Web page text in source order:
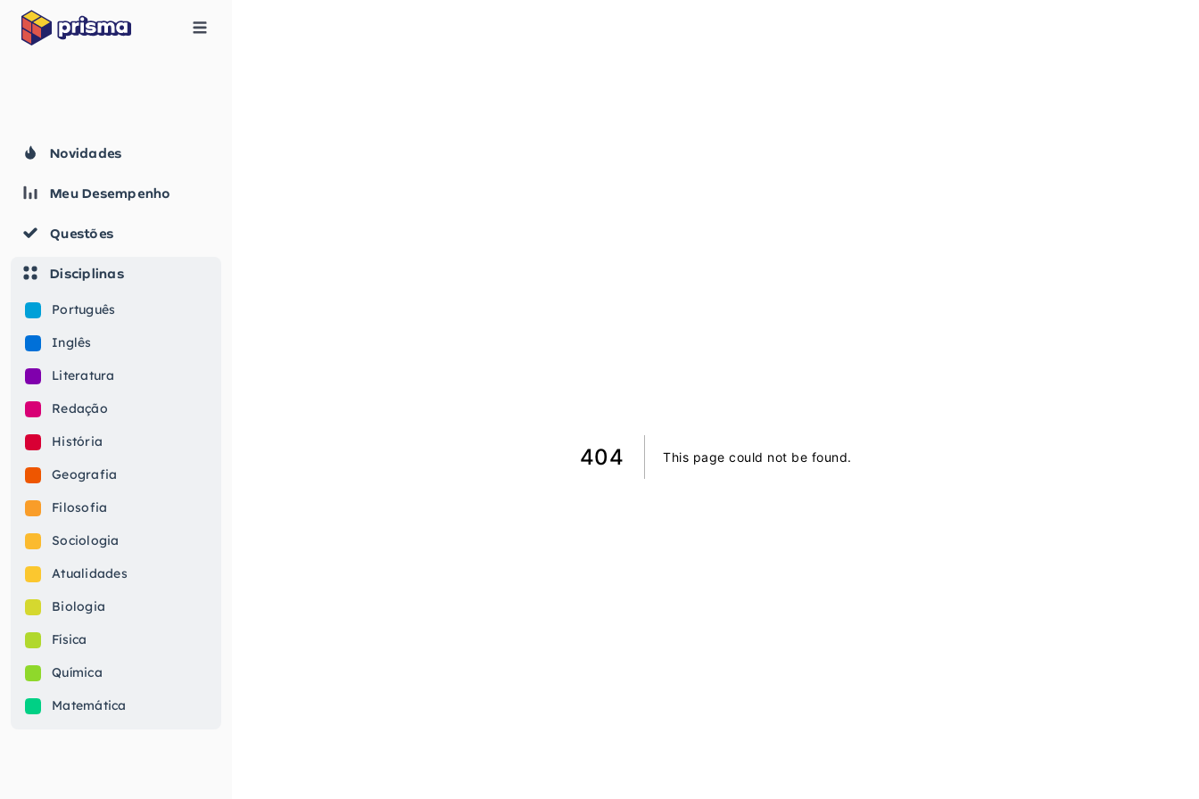
Novidades
Meu Desempenho
Questões
Disciplinas
Português
Inglês
Literatura
Redação
História
Geografia
Filosofia
Sociologia
Atualidades
Biologia
Física
Química
Matemática
404 This page could not be found.